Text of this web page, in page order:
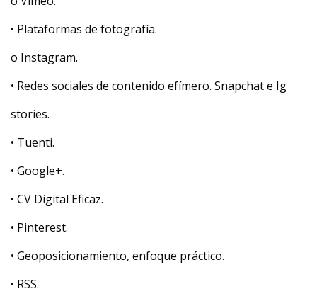
• Plataformas de fotografía.
o Instagram.
• Redes sociales de contenido efímero. Snapchat e Ig
stories.
• Tuenti.
• Google+.
• CV Digital Eficaz.
• Pinterest.
• Geoposicionamiento, enfoque práctico.
• RSS.